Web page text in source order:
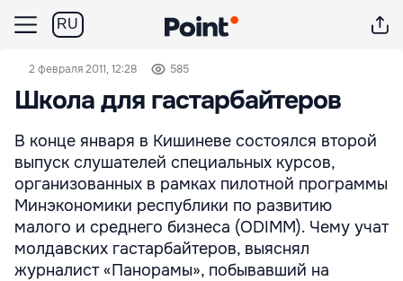
RU
2 февраля 2011, 12:28 585
Школа для гастарбайтеров
В конце января в Кишиневе состоялся второй
выпуск слушателей специальных курсов,
организованных в рамках пилотной программы
Минэкономики республики по развитию
малого и среднего бизнеса (ОDIMM). Чему учат
молдавских гастарбайтеров, выяснял
журналист «Панорамы», побывавший на